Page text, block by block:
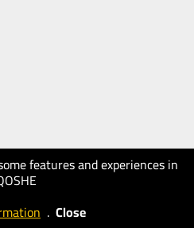
features and experiences in
. Close